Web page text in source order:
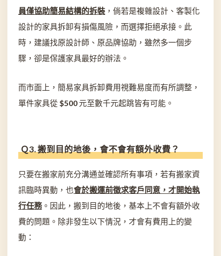
員僅協助簡易結構的拆裝 ，倘若是複雜設計、客製化
設計的家具拆卸有損傷風險，而選擇拒絕承接。此
時，建議找原設計師、原品牌協助，雖然多一個步
驟，卻是保護家具最好的辦法。
而市面上，簡易家具拆卸費用視難易度而有所調整，
單件家具從 $500 元至數千元起跳皆有可能。
Ｑ3. 搬到目的地後，會不會有額外收費？
只要在搬家前充分溝通並確認所有事項，若有搬家資
訊臨時異動，也會於搬運前徵求客戶同意，才開始執
行任務。因此，搬到目的地後，基本上不會有額外收
費的問題。除非發生以下情況，才會有費用上的變
動：